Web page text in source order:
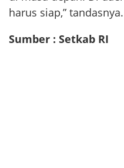
harus siap,” tandasnya.
Sumber : Setkab RI